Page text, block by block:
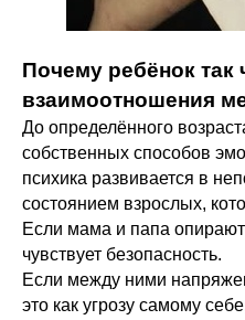
Почему ребёнок так
взаимоотношения
До определённого
собственных способов
психика развивается в
состоянием взрослых,
Если мама и папа
чувствует безопасность.
Если между ними
это как угрозу самому